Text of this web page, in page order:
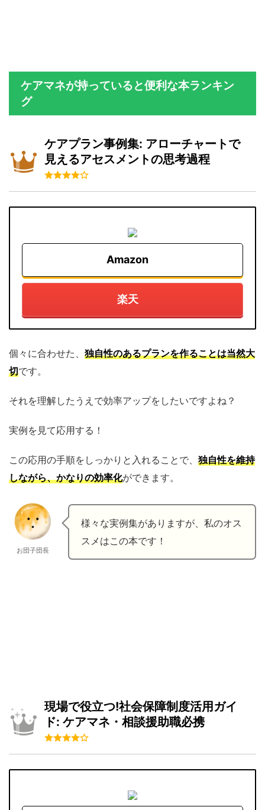
ケアマネが持っていると便利な本ランキン
グ
ケアプラン事例集: アローチャートで
見えるアセスメントの思考過程
Amazon
楽天
個々に合わせた、 独自性のあるプランを作ることは当然大
切です。
それを理解したうえで効率アップをしたいですよね？
実例を見て応用する！
この応用の手順をしっかりと入れることで、 独自性を維持
しながら、かなりの効率化ができます。
お団子団長
様々な実例集がありますが、私のオス
スメはこの本です！
現場で役立つ!社会保障制度活用ガイ
ド: ケアマネ・相談援助職必携